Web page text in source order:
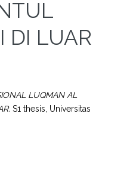
DI LUAR
LUQMAN AL
S1 thesis, Universitas